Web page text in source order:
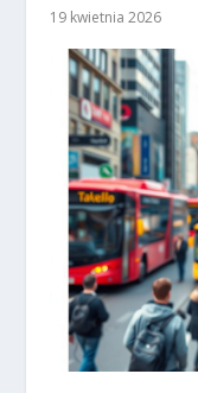
19 kwietnia 2026